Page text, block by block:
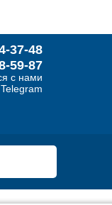
37-48
59-87
с нами